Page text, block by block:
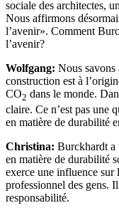
sociale des architectes,
Nous affirmons
l’avenir». Comment
l’avenir?
Wolfgang: Nous savons
construction est à
CO2 dans le monde.
claire. Ce n’est pas une
en matière de durabilité
Christina: Burckhardt a
en matière de durabilité
exerce une influence sur
professionnel des gens.
responsabilité.